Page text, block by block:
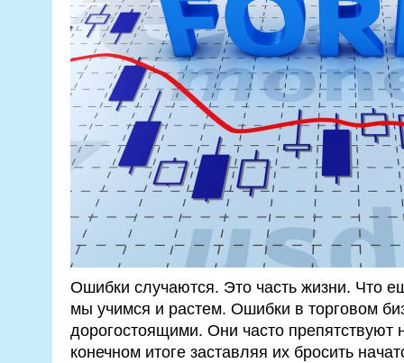
Ошибки случаются. Это часть жизни. Что
мы учимся и растем. Ошибки в торговом
дорогостоящими. Они часто препятствуют
конечном итоге заставляя их бросить